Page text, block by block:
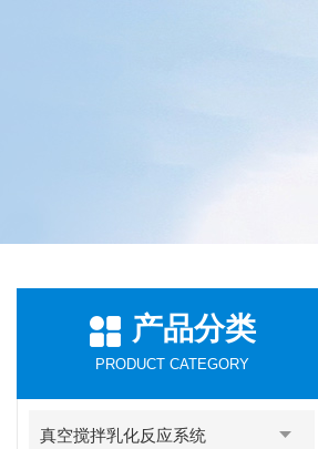
产品分类
PRODUCT CATEGORY
真空搅拌乳化反应系统